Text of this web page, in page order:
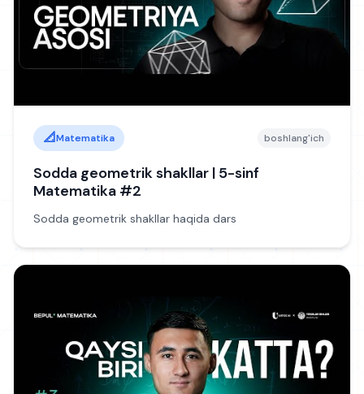
📐Matematika boshlang'ich
Sodda geometrik shakllar | 5-sinf
Matematika #2
Sodda geometrik shakllar haqida dars